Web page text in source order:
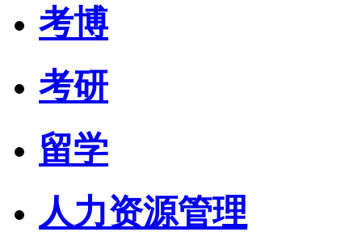
考博
考研
留学
人力资源管理